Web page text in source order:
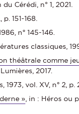
Cérédi, n° 1, 2021.
151-168.
n° 145-146.
classiques,
théâtrale comme
2017.
1973, vol. XV, n° 2, p.
» , in : Héros ou